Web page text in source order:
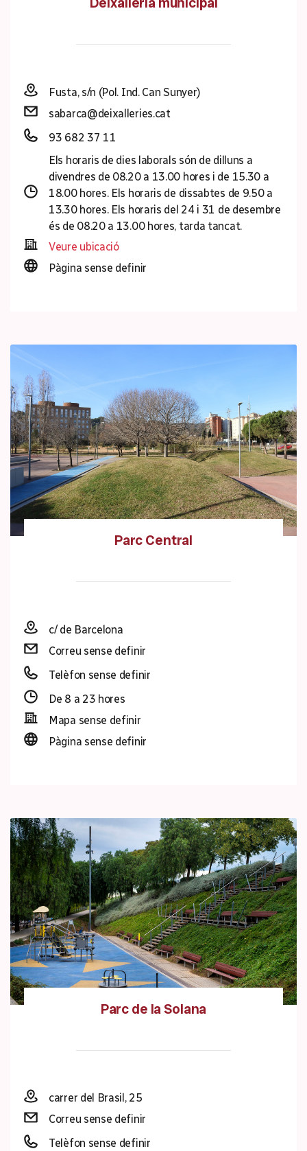
Fusta, s/n (Pol. Ind. Can Sunyer)
sabarca@deixalleries.cat
93 682 37 11
Els horaris de dies laborals són de dilluns a
divendres de 08.20 a 13.00 hores i de 15.30 a
18.00 hores. Els horaris de dissabtes de 9.50 a
13.30 hores. Els horaris del 24 i 31 de desembre
és de 08.20 a 13.00 hores, tarda tancat.
Veure ubicació
Pàgina sense definir
Parc Central
c/ de Barcelona
Correu sense definir
Telèfon sense definir
De 8 a 23 hores
Mapa sense definir
Pàgina sense definir
Parc de la Solana
carrer del Brasil, 25
Correu sense definir
Telèfon sense definir